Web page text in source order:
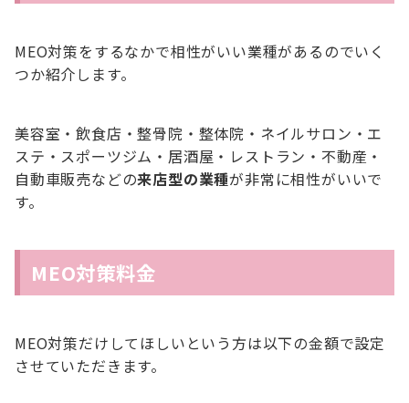
MEO対策をするなかで相性がいい業種があるのでいく
つか紹介します。
美容室・飲食店・整骨院・整体院・ネイルサロン・エ
ステ・スポーツジム・居酒屋・レストラン・不動産・
自動車販売などの来店型の業種が非常に相性がいいで
す。
MEO対策料金
MEO対策だけしてほしいという方は以下の金額で設定
させていただきます。